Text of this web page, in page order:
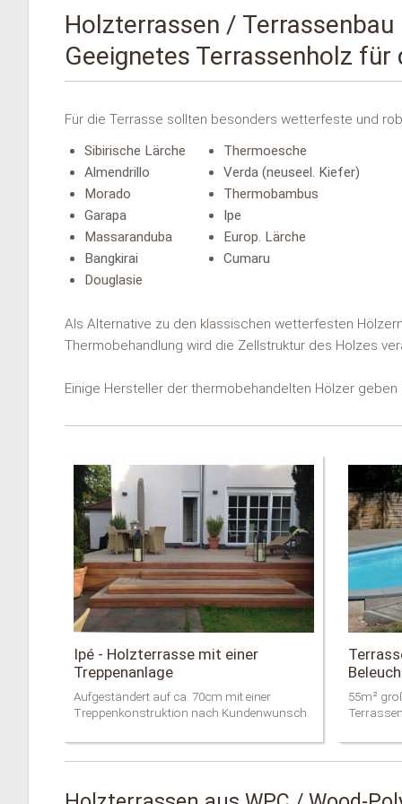
Holzterrassen /
Geeignetes Terrassenholz
Für die Terrasse sollten besonders wetterfeste und
Sibirische Lärche
Almendrillo
Morado
Garapa
Massaranduba
Bangkirai
Douglasie
Thermoesche
Verda (neuseel. Kiefer)
Thermobambus
Ipe
Europ. Lärche
Cumaru
Als Alternative zu den klassischen wetterfesten
Thermobehandlung wird die Zellstruktur des Holzes
Einige Hersteller der thermobehandelten Hölzer geben
Ipé - Holzterrasse mit einer
Treppenanlage
Aufgeständert auf ca. 70cm mit einer
Treppenkonstruktion nach Kundenwunsch.
55m²